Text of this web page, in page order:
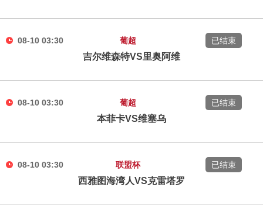
08-10 03:30 葡超
吉尔维森特VS里奥阿维
已结束
08-10 03:30 葡超
本菲卡VS维塞乌
已结束
08-10 03:30 联盟杯
西雅图海湾人VS克雷塔罗
已结束